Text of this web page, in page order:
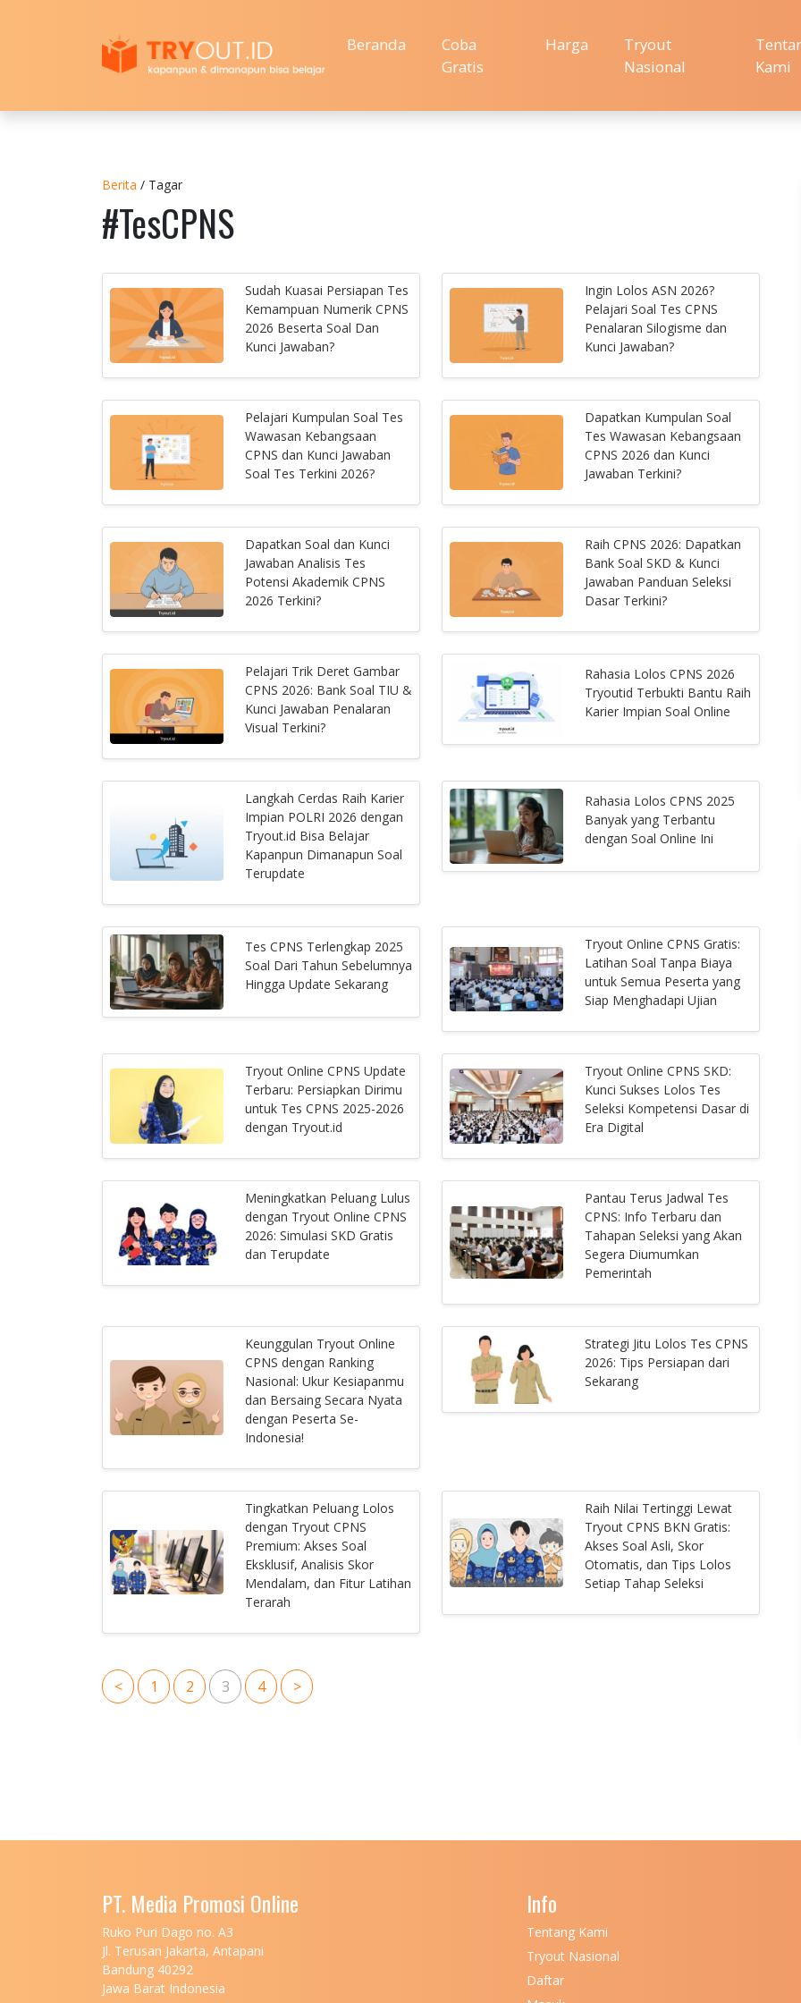
Beranda
Coba
Gratis
Harga
Tryout
Nasional
Kami
Berita / Tagar
#TesCPNS
Sudah Kuasai Persiapan Tes
Kemampuan Numerik CPNS
2026 Beserta Soal Dan
Kunci Jawaban?
Ingin Lolos ASN 2026?
Pelajari Soal Tes CPNS
Penalaran Silogisme dan
Kunci Jawaban?
Pelajari Kumpulan Soal Tes
Wawasan Kebangsaan
CPNS dan Kunci Jawaban
Soal Tes Terkini 2026?
Dapatkan Kumpulan Soal
Tes Wawasan Kebangsaan
CPNS 2026 dan Kunci
Jawaban Terkini?
Dapatkan Soal dan Kunci
Jawaban Analisis Tes
Potensi Akademik CPNS
2026 Terkini?
Raih CPNS 2026: Dapatkan
Bank Soal SKD & Kunci
Jawaban Panduan Seleksi
Dasar Terkini?
Pelajari Trik Deret Gambar
CPNS 2026: Bank Soal TIU &
Kunci Jawaban Penalaran
Visual Terkini?
Rahasia Lolos CPNS 2026
Tryoutid Terbukti Bantu Raih
Karier Impian Soal Online
Langkah Cerdas Raih Karier
Impian POLRI 2026 dengan
Tryout.id Bisa Belajar
Kapanpun Dimanapun Soal
Terupdate
Rahasia Lolos CPNS 2025
Banyak yang Terbantu
dengan Soal Online Ini
Tes CPNS Terlengkap 2025
Soal Dari Tahun Sebelumnya
Hingga Update Sekarang
Tryout Online CPNS Gratis:
Latihan Soal Tanpa Biaya
untuk Semua Peserta yang
Siap Menghadapi Ujian
Tryout Online CPNS Update
Terbaru: Persiapkan Dirimu
untuk Tes CPNS 2025-2026
dengan Tryout.id
Tryout Online CPNS SKD:
Kunci Sukses Lolos Tes
Seleksi Kompetensi Dasar di
Era Digital
Meningkatkan Peluang Lulus
dengan Tryout Online CPNS
2026: Simulasi SKD Gratis
dan Terupdate
Pantau Terus Jadwal Tes
CPNS: Info Terbaru dan
Tahapan Seleksi yang Akan
Segera Diumumkan
Pemerintah
Keunggulan Tryout Online
CPNS dengan Ranking
Nasional: Ukur Kesiapanmu
dan Bersaing Secara Nyata
dengan Peserta Se-
Indonesia!
Strategi Jitu Lolos Tes CPNS
2026: Tips Persiapan dari
Sekarang
Tingkatkan Peluang Lolos
dengan Tryout CPNS
Premium: Akses Soal
Eksklusif, Analisis Skor
Mendalam, dan Fitur Latihan
Terarah
Raih Nilai Tertinggi Lewat
Tryout CPNS BKN Gratis:
Akses Soal Asli, Skor
Otomatis, dan Tips Lolos
Setiap Tahap Seleksi
< 1 2 3 4 >
PT. Media Promosi Online
Ruko Puri Dago no. A3
Jl. Terusan Jakarta, Antapani
Bandung 40292
Jawa Barat Indonesia
Info
Tentang Kami
Tryout Nasional
Daftar